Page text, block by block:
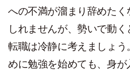
への不満が溜まり辞めたく
しれませんが、勢いで動く
転職は冷静に考えましょう
めに勉強を始めても、身